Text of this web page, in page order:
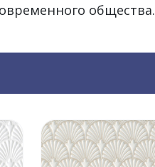
общества.